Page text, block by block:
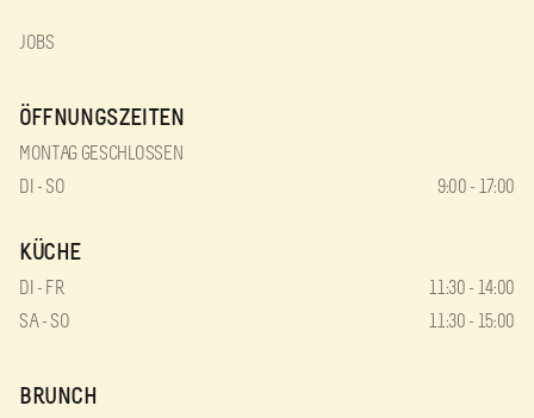
JOBS
ÖFFNUNGSZEITEN
MONTAG GESCHLOSSEN
DI - SO
9:00 - 17:00
KÜCHE
DI - FR
11:30 - 14:00
SA - SO
11:30 - 15:00
BRUNCH